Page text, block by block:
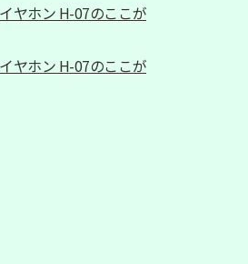
ヤホン H-07のここが
ヤホン H-07のここが